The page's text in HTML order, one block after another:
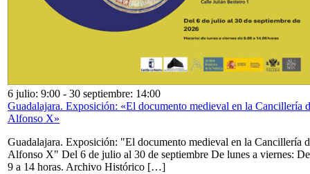
6 julio: 9:00 - 30 septiembre: 14:00
Guadalajara. Exposición: «El documento medieval en la Cancillería
Alfonso X»
Guadalajara. Exposición: "El documento medieval en la Cancillería
Alfonso X" Del 6 de julio al 30 de septiembre De lunes a viernes: De
9 a 14 horas. Archivo Histórico […]